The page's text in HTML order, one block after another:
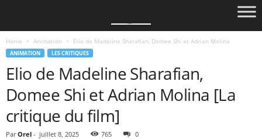
Home Animation Elio de Madeline Sharafian, Domee Shi et Adrian Molina
ANIMATION LES CRITIQUES
Elio de Madeline Sharafian,
Domee Shi et Adrian Molina [La
critique du film]
Par Orel - juillet 8, 2025 765 0